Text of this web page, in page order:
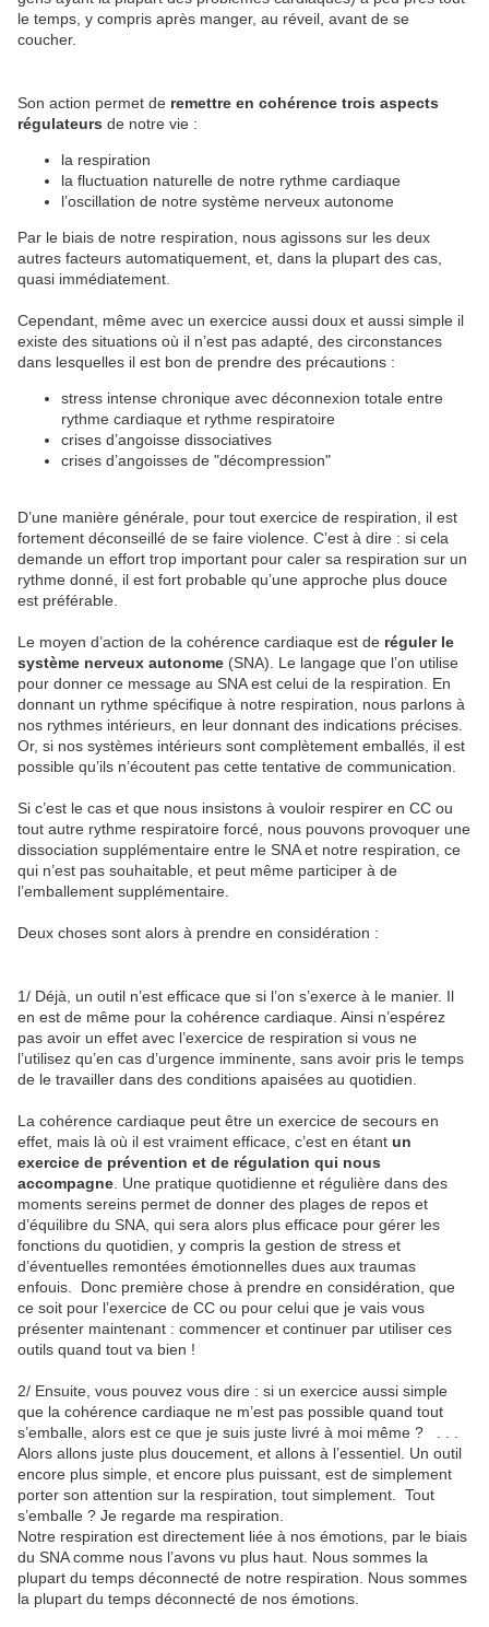
le temps, y compris après manger, au réveil, avant de se
coucher.
Son action permet de remettre en cohérence trois aspects
régulateurs de notre vie :
la respiration
la fluctuation naturelle de notre rythme cardiaque
l’oscillation de notre système nerveux autonome
Par le biais de notre respiration, nous agissons sur les deux
autres facteurs automatiquement, et, dans la plupart des cas,
quasi immédiatement.
Cependant, même avec un exercice aussi doux et aussi simple il
existe des situations où il n’est pas adapté, des circonstances
dans lesquelles il est bon de prendre des précautions :
stress intense chronique avec déconnexion totale entre
rythme cardiaque et rythme respiratoire
crises d’angoisse dissociatives
crises d’angoisses de "décompression"
D’une manière générale, pour tout exercice de respiration, il est
fortement déconseillé de se faire violence. C’est à dire : si cela
demande un effort trop important pour caler sa respiration sur un
rythme donné, il est fort probable qu’une approche plus douce
est préférable.
Le moyen d’action de la cohérence cardiaque est de réguler le
système nerveux autonome (SNA). Le langage que l’on utilise
pour donner ce message au SNA est celui de la respiration. En
donnant un rythme spécifique à notre respiration, nous parlons à
nos rythmes intérieurs, en leur donnant des indications précises.
Or, si nos systèmes intérieurs sont complètement emballés, il est
possible qu’ils n’écoutent pas cette tentative de communication.
Si c’est le cas et que nous insistons à vouloir respirer en CC ou
tout autre rythme respiratoire forcé, nous pouvons provoquer une
dissociation supplémentaire entre le SNA et notre respiration, ce
qui n’est pas souhaitable, et peut même participer à de
l’emballement supplémentaire.
Deux choses sont alors à prendre en considération :
1/ Déjà, un outil n’est efficace que si l’on s’exerce à le manier. Il
en est de même pour la cohérence cardiaque. Ainsi n’espérez
pas avoir un effet avec l’exercice de respiration si vous ne
l’utilisez qu’en cas d’urgence imminente, sans avoir pris le temps
de le travailler dans des conditions apaisées au quotidien.
La cohérence cardiaque peut être un exercice de secours en
effet, mais là où il est vraiment efficace, c’est en étant un
exercice de prévention et de régulation qui nous
accompagne . Une pratique quotidienne et régulière dans des
moments sereins permet de donner des plages de repos et
d’équilibre du SNA, qui sera alors plus efficace pour gérer les
fonctions du quotidien, y compris la gestion de stress et
d’éventuelles remontées émotionnelles dues aux traumas
enfouis. Donc première chose à prendre en considération, que
ce soit pour l’exercice de CC ou pour celui que je vais vous
présenter maintenant : commencer et continuer par utiliser ces
outils quand tout va bien !
2/ Ensuite, vous pouvez vous dire : si un exercice aussi simple
que la cohérence cardiaque ne m’est pas possible quand tout
s’emballe, alors est ce que je suis juste livré à moi même ? . . .
Alors allons juste plus doucement, et allons à l’essentiel. Un outil
encore plus simple, et encore plus puissant, est de simplement
porter son attention sur la respiration, tout simplement. Tout
s’emballe ? Je regarde ma respiration.
Notre respiration est directement liée à nos émotions, par le biais
du SNA comme nous l’avons vu plus haut. Nous sommes la
plupart du temps déconnecté de notre respiration. Nous sommes
la plupart du temps déconnecté de nos émotions.